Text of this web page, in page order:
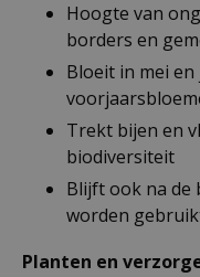
Hoogte van
borders en
Bloeit in mei
Trekt bijen en
biodiversiteit
Blijft ook na de
worden
Planten en